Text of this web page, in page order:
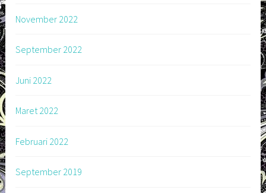
November 2022
September 2022
Juni 2022
Maret 2022
Februari 2022
September 2019